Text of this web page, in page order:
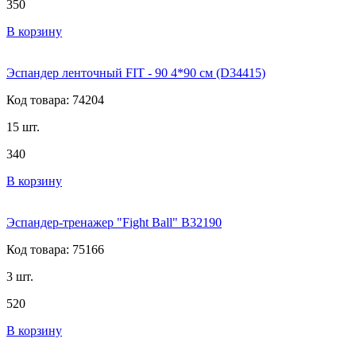
350
В корзину
Эспандер ленточный FIT - 90 4*90 cм (D34415)
Код товара: 74204
15 шт.
340
В корзину
Эспандер-тренажер "Fight Ball" B32190
Код товара: 75166
3 шт.
520
В корзину